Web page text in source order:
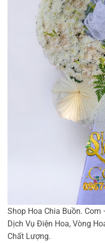
Shop Hoa Chia Buồn. Com
Dịch Vụ Điện Hoa, Vòng
Chất Lượng.